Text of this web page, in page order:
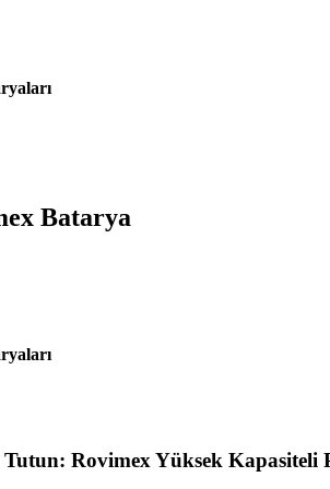
Batarya
Rovimex Yüksek Kapasiteli